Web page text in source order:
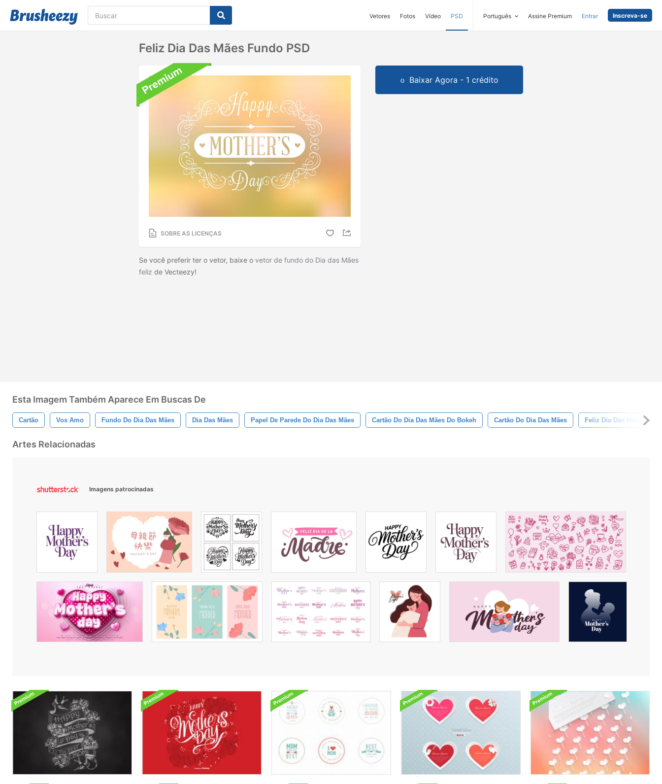
Vetores Fotos Vídeo PSD Português Assine Premium Entrar Inscreva-se
Feliz Dia Das Mães Fundo PSD
SOBRE AS LICENÇAS
Se você preferir ter o vetor, baixe o vetor de fundo do Dia das Mães
feliz de Vecteezy!
Baixar Agora - 1 crédito
Esta Imagem Também Aparece Em Buscas De
Cartão Vos Amo Fundo Do Dia Das Mães Dia Das Mães Papel De Parede Do Dia Das Mães Cartão Do Dia Das Mães Do Bokeh Cartão Do Dia Das Mães Feliz Dia Das Mães
Artes Relacionadas
Imagens patrocinadas